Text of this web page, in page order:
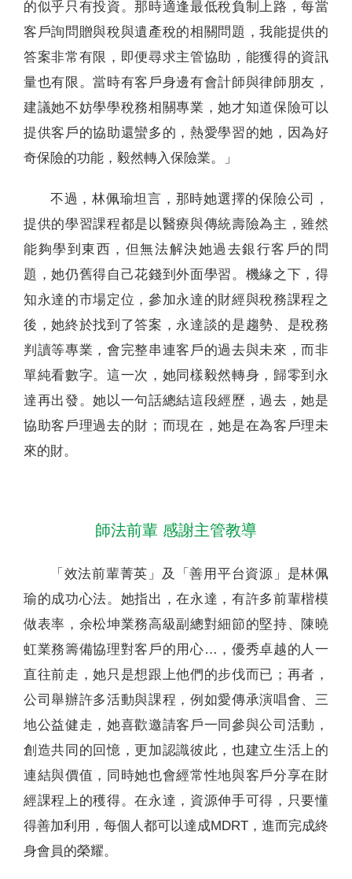
的似乎只有投資。那時適逢最低稅負制上路，每當
客戶詢問贈與稅與遺產稅的相關問題，我能提供的
答案非常有限，即便尋求主管協助，能獲得的資訊
量也有限。當時有客戶身邊有會計師與律師朋友，
建議她不妨學學稅務相關專業，她才知道保險可以
提供客戶的協助還蠻多的，熱愛學習的她，因為好
奇保險的功能，毅然轉入保險業。」
不過，林佩瑜坦言，那時她選擇的保險公司，
提供的學習課程都是以醫療與傳統壽險為主，雖然
能夠學到東西，但無法解決她過去銀行客戶的問
題，她仍舊得自己花錢到外面學習。機緣之下，得
知永達的市場定位，參加永達的財經與稅務課程之
後，她終於找到了答案，永達談的是趨勢、是稅務
判讀等專業，會完整串連客戶的過去與未來，而非
單純看數字。這一次，她同樣毅然轉身，歸零到永
達再出發。她以一句話總結這段經歷，過去，她是
協助客戶理過去的財；而現在，她是在為客戶理未
來的財。
師法前輩 感謝主管教導
「效法前輩菁英」及「善用平台資源」是林佩
瑜的成功心法。她指出，在永達，有許多前輩楷模
做表率，余松坤業務高級副總對細節的堅持、陳曉
虹業務籌備協理對客戶的用心…，優秀卓越的人一
直往前走，她只是想跟上他們的步伐而已；再者，
公司舉辦許多活動與課程，例如愛傳承演唱會、三
地公益健走，她喜歡邀請客戶一同參與公司活動，
創造共同的回憶，更加認識彼此，也建立生活上的
連結與價值，同時她也會經常性地與客戶分享在財
經課程上的穫得。在永達，資源伸手可得，只要懂
得善加利用，每個人都可以達成MDRT，進而完成終
身會員的榮耀。